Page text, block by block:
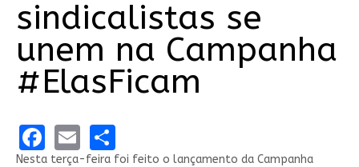
sindicalistas se
unem na Campanha
#ElasFicam
Facebook
EmailShare
Nesta terça-feira foi feito o lançamento da Campanha